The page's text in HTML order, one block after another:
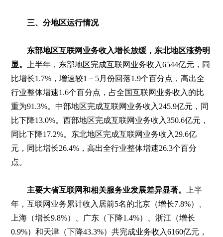
三、分地区运行情况
东部地区互联网业务收入增长放缓，东北地区涨势明
显。
上半年，东部地区完成互联网业务收入6544亿元，同
比增长1.7%，增速较1－5月份回落1.9个百分点，高出全
行业整体增速1.6个百分点，占全国互联网业务收入的比
重为91.3%。中部地区完成互联网业务收入245.9亿元，同
比下降13.0%。西部地区完成互联网业务收入350.6亿元，
同比下降17.2%。东北地区完成互联网业务收入29.6亿
元，同比增长26.4%，高出全行业整体增速26.3个百分
点。
主要大省互联网和相关服务业发展差异显著。
上半
年，互联网业务累计收入居前5名的北京（增长7.8%）、
上海（增长9.8%）、广东（下降1.4%）、浙江（增长
0.9%）和天津（下降43.3%）共完成业务收入6160亿元，